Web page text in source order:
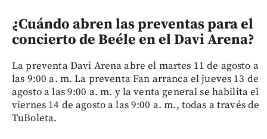
¿Cuándo abren las preventas para el
concierto de Beéle en el Davi Arena?
La preventa Davi Arena abre el martes 11 de agosto a
las 9:00 a. m. La preventa Fan arranca el jueves 13 de
agosto a las 9:00 a. m. y la venta general se habilita el
viernes 14 de agosto a las 9:00 a. m., todas a través de
TuBoleta.